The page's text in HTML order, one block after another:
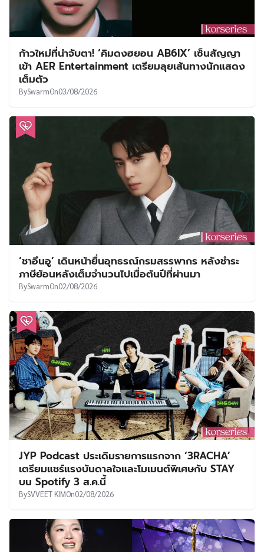
ก้าวใหม่ที่น่าจับตา! ‘คิมดงฮยอน AB6IX’ เซ็นสัญญา
เข้า AER Entertainment เตรียมลุยเส้นทางนักแสดง
เต็มตัว
BySwarmOn03/08/2026
‘ชาอึนอู’ เดินหน้ายื่นอุทธรณ์กรมสรรพากร หลังชำระ
ภาษีย้อนหลังเต็มจำนวนไปเมื่อต้นปีที่ผ่านมา
BySwarmOn02/08/2026
JYP Podcast ประเดิมรายการแรกจาก ‘3RACHA’
เตรียมแชร์แรงบันดาลใจและโมเมนต์พิเศษกับ STAY
บน Spotify 3 ส.ค.นี้
BySVVEET KIMOn02/08/2026